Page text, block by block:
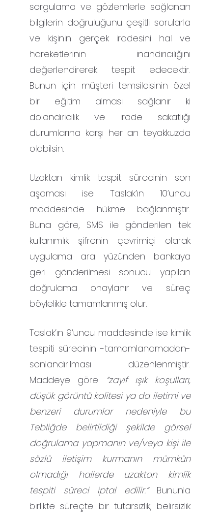
sorgulama ve gözlemlerle sağlanan
bilgilerin doğruluğunu çeşitli sorularla
ve kişinin gerçek iradesini hal ve
hareketlerinin inandırıcılığını
değerlendirerek tespit edecektir.
Bunun için müşteri temsilcisinin özel
bir eğitim alması sağlanır ki
dolandırıcılık ve irade sakatlığı
durumlarına karşı her an teyakkuzda
olabilsin.
Uzaktan kimlik tespit sürecinin son
aşaması ise Taslak’ın 10’uncu
maddesinde hükme bağlanmıştır.
Buna göre, SMS ile gönderilen tek
kullanımlık şifrenin çevrimiçi olarak
uygulama ara yüzünden bankaya
geri gönderilmesi sonucu yapılan
doğrulama onaylanır ve süreç
böylelikle tamamlanmış olur.
Taslak’ın 9’uncu maddesinde ise kimlik
tespiti sürecinin -tamamlanamadan-
sonlandırılması düzenlenmiştir.
Maddeye göre
“zayıf ışık koşulları,
düşük görüntü kalitesi ya da iletimi ve
benzeri durumlar nedeniyle bu
Tebliğde belirtildiği şekilde görsel
doğrulama yapmanın ve/veya kişi ile
sözlü iletişim kurmanın mümkün
olmadığı hallerde uzaktan kimlik
tespiti süreci iptal edilir.”Bununla
birlikte süreçte bir tutarsızlık, belirsizlik